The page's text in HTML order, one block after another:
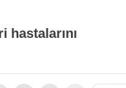
hastalarını